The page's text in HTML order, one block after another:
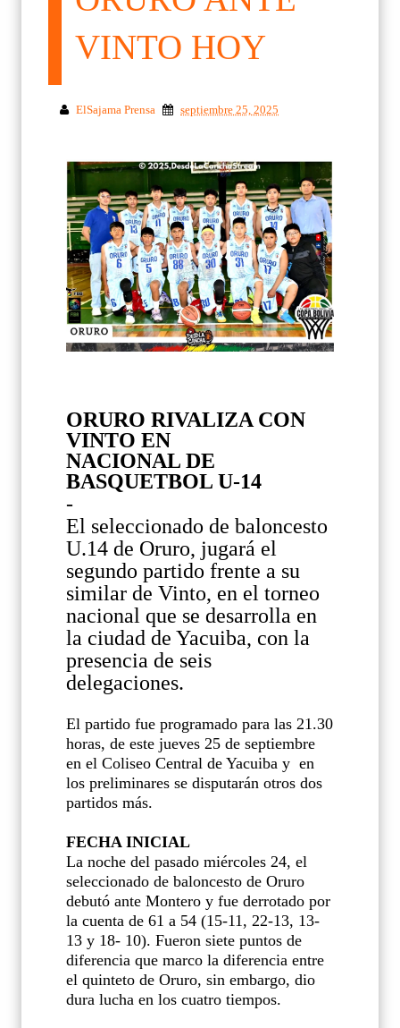
VINTO HOY
ElSajama Prensa septiembre 25, 2025
ORURO RIVALIZA CON
VINTO EN
NACIONAL DE
BASQUETBOL U-14
-
El seleccionado de baloncesto
U.14 de Oruro, jugará el
segundo partido frente a su
similar de Vinto, en el torneo
nacional que se desarrolla en
la ciudad de Yacuiba, con la
presencia de seis
delegaciones.
El partido fue programado para las 21.30
horas, de este jueves 25 de septiembre
en el Coliseo Central de Yacuiba y en
los preliminares se disputarán otros dos
partidos más.
FECHA INICIAL
La noche del pasado miércoles 24, el
seleccionado de baloncesto de Oruro
debutó ante Montero y fue derrotado por
la cuenta de 61 a 54 (15-11, 22-13, 13-
13 y 18- 10). Fueron siete puntos de
diferencia que marco la diferencia entre
el quinteto de Oruro, sin embargo, dio
dura lucha en los cuatro tiempos.